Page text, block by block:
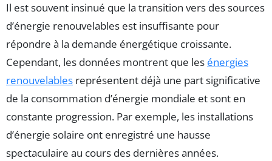
Il est souvent insinué que la transition vers des sources
d’énergie renouvelables est insuffisante pour
répondre à la demande énergétique croissante.
Cependant, les données montrent que les énergies
renouvelables représentent déjà une part significative
de la consommation d’énergie mondiale et sont en
constante progression. Par exemple, les installations
d’énergie solaire ont enregistré une hausse
spectaculaire au cours des dernières années.